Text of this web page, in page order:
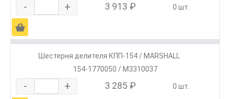
- + 3 913 ₽ 0 шт.
Ä
Шестерня делителя КПП-154 / MARSHALL
154-1770050 / M3310037
- + 3 285 ₽ 0 шт.